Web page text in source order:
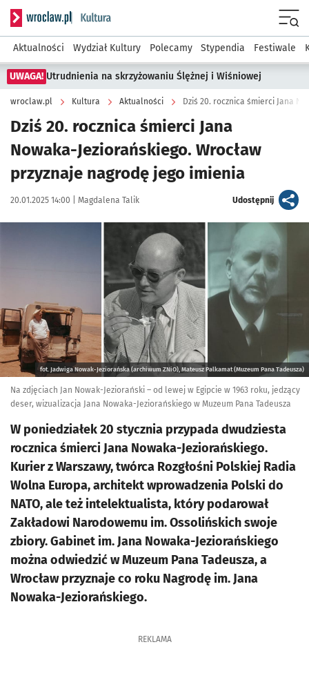
Serwis informacyjny wroclaw.pl podserwis: Kultura
Aktualności Wydział Kultury Polecamy Stypendia Festiwale
UWAGA! Utrudnienia na skrzyżowaniu Ślężnej i Wiśniowej
wroclaw.pl Kultura Aktualności Dziś 20. rocznica śmierci Jana
Dziś 20. rocznica śmierci Jana
Nowaka-Jeziorańskiego. Wrocław
przyznaje nagrodę jego imienia
Data publikacji:
20.01.2025 14:00 | Autor:
Magdalena Talik Udostępnijartykuł
fot. Jadwiga Nowak-Jeziorańska (archiwum ZNiO), Mateusz Palkamat (Muzeum Pana Tadeusza)
Na zdjęciach Jan Nowak-Jeziorański – od lewej w Egipcie w 1963 roku, jedzący
deser, wizualizacja Jana Nowaka-Jeziorańskiego w Muzeum Pana Tadeusza
W poniedziałek 20 stycznia przypada dwudziesta
rocznica śmierci Jana Nowaka-Jeziorańskiego.
Kurier z Warszawy, twórca Rozgłośni Polskiej Radia
Wolna Europa, architekt wprowadzenia Polski do
NATO, ale też intelektualista, który podarował
Zakładowi Narodowemu im. Ossolińskich swoje
zbiory. Gabinet im. Jana Nowaka-Jeziorańskiego
można odwiedzić w Muzeum Pana Tadeusza, a
Wrocław przyznaje co roku Nagrodę im. Jana
Nowaka-Jeziorańskiego.
REKLAMA